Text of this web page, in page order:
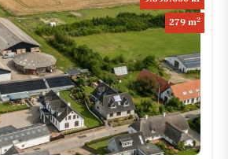
279 m2